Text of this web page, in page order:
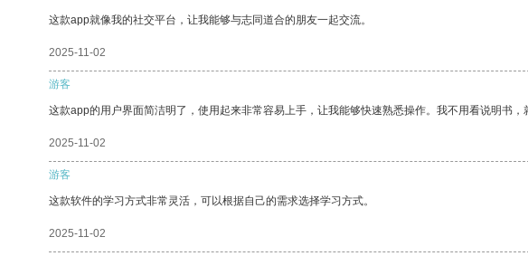
这款app就像我的社交平台，让我能够与志同道合的朋友一起交流。
2025-11-02
游客
这款app的用户界面简洁明了，使用起来非常容易上手，让我能够快速熟悉操作。我不用看说明书，
2025-11-02
游客
这款软件的学习方式非常灵活，可以根据自己的需求选择学习方式。
2025-11-02